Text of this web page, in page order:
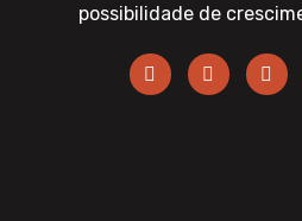
possibilidade de